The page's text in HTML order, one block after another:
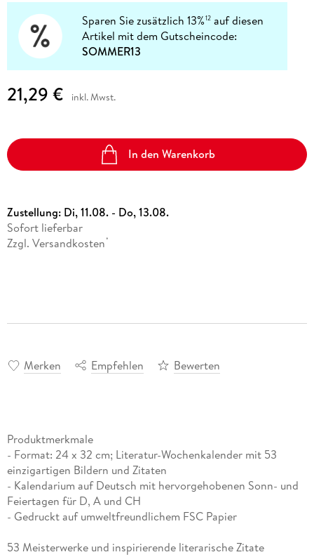
Sparen Sie zusätzlich 13%12 auf diesen
Artikel mit dem Gutscheincode:
SOMMER13
21,29 € inkl. Mwst.
In den Warenkorb
Zustellung: Di, 11.08. - Do, 13.08.
Sofort lieferbar
Zzgl. Versandkosten *
Merken Empfehlen Bewerten
Produktmerkmale
- Format: 24 x 32 cm; Literatur-Wochenkalender mit 53
einzigartigen Bildern und Zitaten
- Kalendarium auf Deutsch mit hervorgehobenen Sonn- und
Feiertagen für D, A und CH
- Gedruckt auf umweltfreundlichem FSC Papier
53 Meisterwerke und inspirierende literarische Zitate